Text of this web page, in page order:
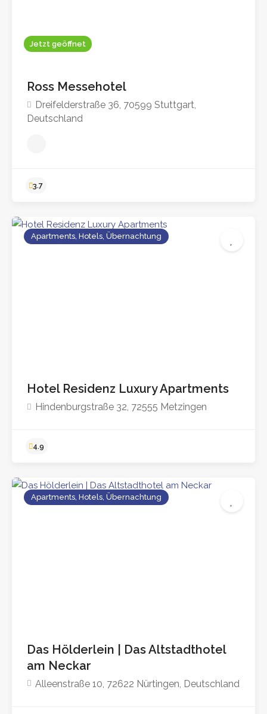
4.5
Jetzt geöffnet
Ross Messehotel
Dreifelderstraße 36, 70599 Stuttgart,
Deutschland
Apartments, Hotels, Übernachtung
Hotel Residenz Luxury Apartments
Hindenburgstraße 32, 72555 Metzingen
Apartments, Hotels, Übernachtung
Das Hölderlein | Das Altstadthotel
am Neckar
Alleenstraße 10, 72622 Nürtingen, Deutschland